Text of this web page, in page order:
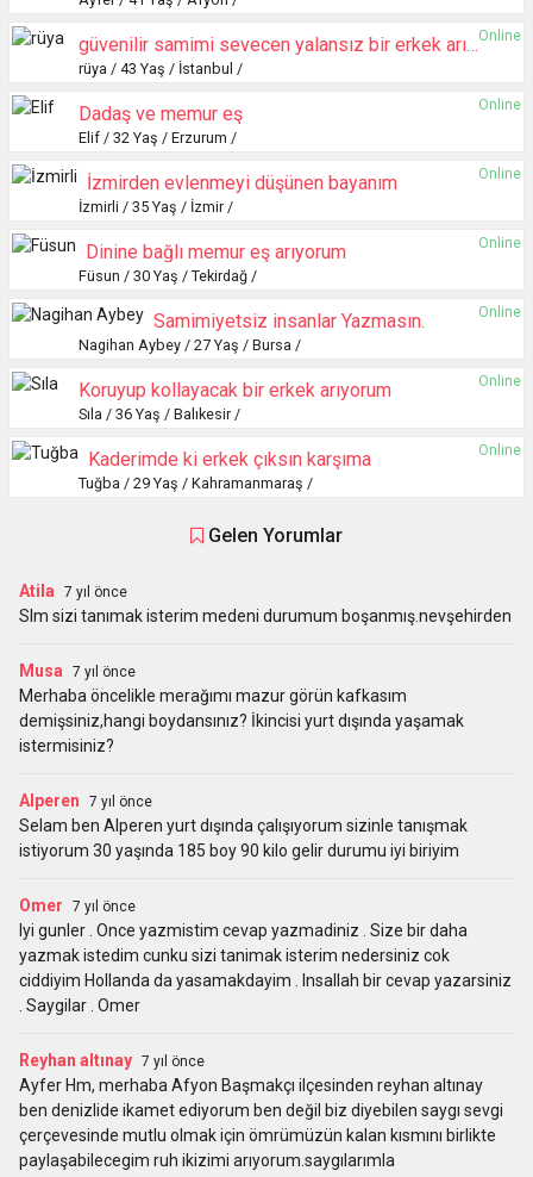
Online
güvenilir samimi sevecen yalansız bir erkek arıyorum
rüya / 43 Yaş / İstanbul /
Online
Dadaş ve memur eş
Elif / 32 Yaş / Erzurum /
Online
İzmirden evlenmeyi düşünen bayanım
İzmirli / 35 Yaş / İzmir /
Online
Dinine bağlı memur eş arıyorum
Füsun / 30 Yaş / Tekirdağ /
Online
Samimiyetsiz insanlar Yazmasın.
Nagihan Aybey / 27 Yaş / Bursa /
Online
Koruyup kollayacak bir erkek arıyorum
Sıla / 36 Yaş / Balıkesir /
Online
Kaderimde ki erkek çıksın karşıma
Tuğba / 29 Yaş / Kahramanmaraş /
Gelen Yorumlar
Atila 7 yıl önce
Slm sizi tanımak isterim medeni durumum boşanmış.nevşehirden
Musa 7 yıl önce
Merhaba öncelikle merağımı mazur görün kafkasım
demişsiniz,hangi boydansınız? İkincisi yurt dışında yaşamak
istermisiniz?
Alperen 7 yıl önce
Selam ben Alperen yurt dışında çalışıyorum sizinle tanışmak
istiyorum 30 yaşında 185 boy 90 kilo gelir durumu iyi biriyim
Omer 7 yıl önce
Iyi gunler . Once yazmistim cevap yazmadiniz . Size bir daha
yazmak istedim cunku sizi tanimak isterim nedersiniz cok
ciddiyim Hollanda da yasamakdayim . Insallah bir cevap yazarsiniz
. Saygilar . Omer
Reyhan altınay 7 yıl önce
Ayfer Hm, merhaba Afyon Başmakçı ilçesinden reyhan altınay
ben denizlide ikamet ediyorum ben değil biz diyebilen saygı sevgi
çerçevesinde mutlu olmak için ömrümüzün kalan kısmını birlikte
paylaşabilecegim ruh ikizimi arıyorum.saygılarımla